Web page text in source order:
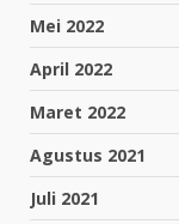
Mei 2022
April 2022
Maret 2022
Agustus 2021
Juli 2021